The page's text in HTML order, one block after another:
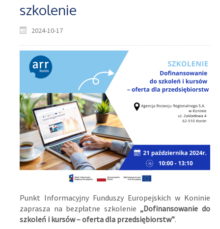
szkolenie
2024-10-17
Punkt Informacyjny Funduszy Europejskich w Koninie
zaprasza na bezpłatne szkolenie „Dofinansowanie do
szkoleń i kursów – oferta dla przedsiębiorstw”.